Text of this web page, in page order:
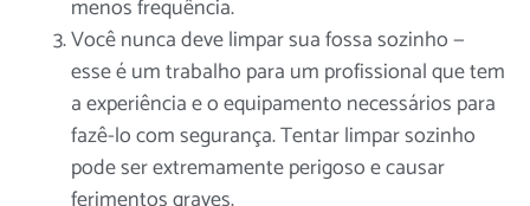
menos frequência.
Você nunca deve limpar sua fossa sozinho —
esse é um trabalho para um profissionalque tem
a experiência e o equipamento necessários para
fazê-lo com segurança. Tentar limpar sozinho
pode ser extremamente perigoso e causar